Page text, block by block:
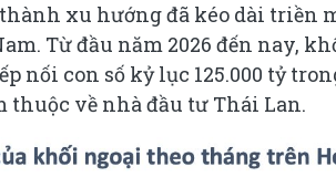
xu hướng đã kéo dài
Từ đầu năm 2026 đến nay,
nối con số kỷ lục 125.000 tỷ
thuộc về nhà đầu tư Thái Lan.